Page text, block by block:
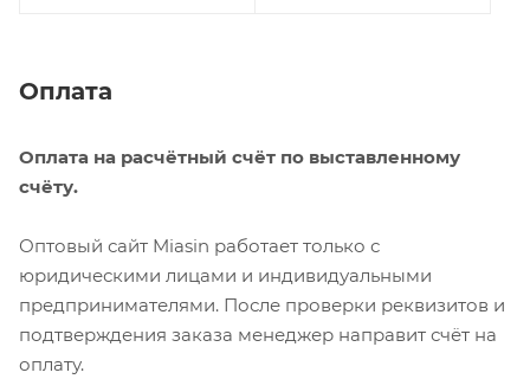
Оплата
Оплата на расчётный счёт по выставленному
счёту.
Оптовый сайт Miasin работает только с
юридическими лицами и индивидуальными
предпринимателями. После проверки реквизитов и
подтверждения заказа менеджер направит счёт на
оплату.